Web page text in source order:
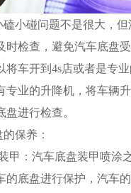
磕小碰问题不是很大，
时检查，避免汽车底盘
将车开到4s店或者是专
专业的升降机，将车辆
进行检查。
保养：
甲：汽车底盘装甲喷涂
的底盘进行保护，汽车